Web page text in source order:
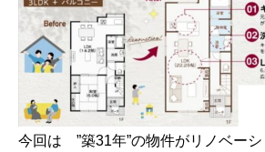
今回は ”築31年”の物件がリノベー